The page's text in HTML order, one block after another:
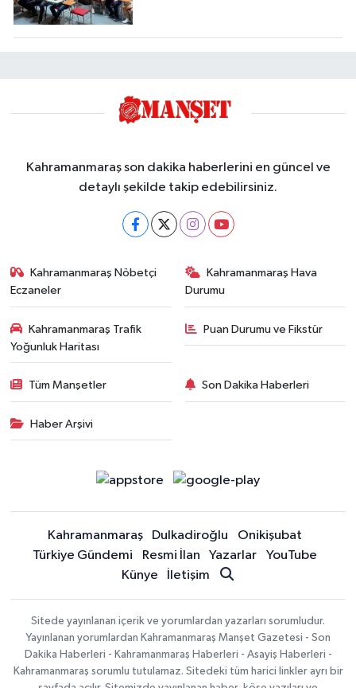
Kahramanmaraş son dakika haberlerini en güncel ve
detaylı şekilde takip edebilirsiniz.
Kahramanmaraş Nöbetçi
Eczaneler
Kahramanmaraş Hava
Durumu
Kahramanmaraş Trafik
Yoğunluk Haritası
Puan Durumu ve Fikstür
Tüm Manşetler Son Dakika Haberleri
Haber Arşivi
Kahramanmaraş Dulkadiroğlu
Onikişubat
Türkiye Gündemi
Resmi İlan Yazarlar
YouTube
Künye
İletişim
Sitede yayınlanan içerik ve yorumlardan yazarları sorumludur.
Yayınlanan yorumlardan Kahramanmaraş Manşet Gazetesi - Son
Dakika Haberleri - Kahramanmaraş Haberleri - Asayiş Haberleri -
Kahramanmaraş sorumlu tutulamaz. Sitedeki tüm harici linkler ayrı bir